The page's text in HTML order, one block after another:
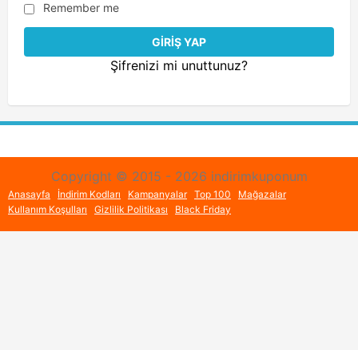
Remember me
Şifrenizi mi unuttunuz?
Copyright © 2015 - 2026 indirimkuponum
Anasayfa İndirim Kodları Kampanyalar Top 100
Mağazalar
Kullanım Koşulları
Gizlilik Politikası Black Friday